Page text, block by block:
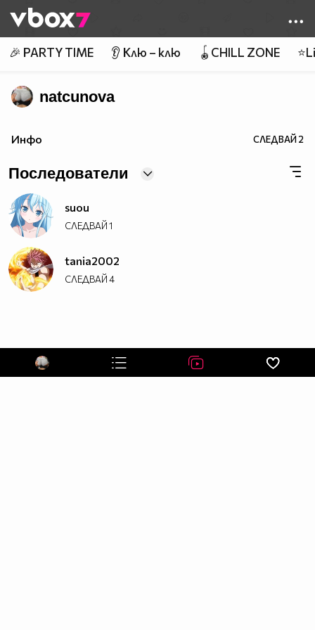
👾
🎉 PARTY TIME 👂 Клю – клю 🪀CHILL ZONE
natcunova
Инфо СЛЕДВАЙ2
Последователи
suou
СЛЕДВАЙ1
tania2002
СЛЕДВАЙ4